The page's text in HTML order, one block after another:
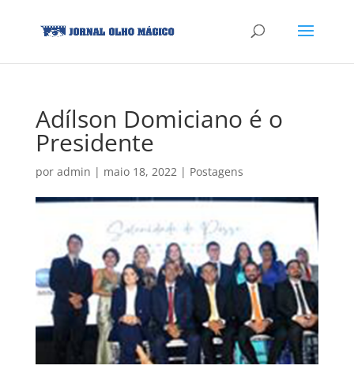
Adílson Domiciano é o
Presidente
por admin | maio 18, 2022| Postagens